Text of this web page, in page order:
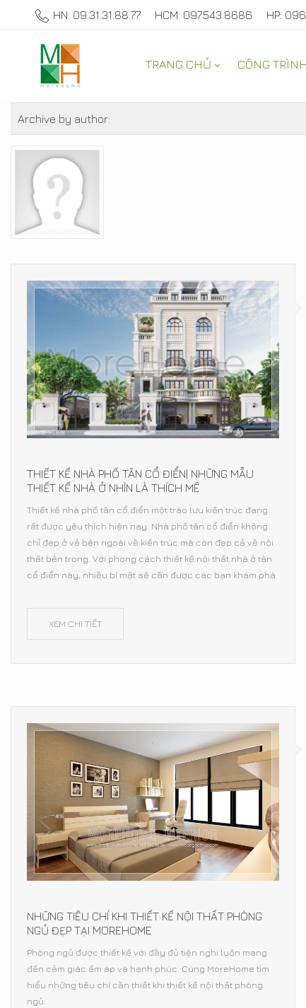
HN: 09.31.31.88.77 HCM: 097.543.8686 HP:
TRANG CHỦ CÔNG TRÌNH
TƯ VẤN NỘI THẤT NHÀ
Archive by author:
THIẾT KẾ NHÀ PHỐ TÂN CỔ ĐIỂN| NHỮNG MẪU
THIẾT KẾ NHÀ Ở NHÌN LÀ THÍCH MÊ
Thiết kế nhà phố tân cổ điển một trào lưu kiến trúc đang
rất được yêu thích hiện nay. Nhà phố tân cổ điển không
chỉ đẹp ở vẻ bên ngoài về kiến trúc mà còn đẹp cả về nội
thất bên trong. Với phong cách thiết kế nội thất nhà ở tân
cổ điển này, nhiều bí mật sẽ cần được các bạn khám phá.
XEM CHI TIẾT
NHỮNG TIÊU CHÍ KHI THIẾT KẾ NỘI THẤT PHÒNG
NGỦ ĐẸP TẠI MOREHOME
Phòng ngủ được thiết kế với đầy đủ tiện nghi luôn mang
đến cảm giác ấm áp và hạnh phúc. Cùng MoreHome tìm
hiểu những tiêu chí cần thiết khi thiết kế nội thất phòng
ngủ.